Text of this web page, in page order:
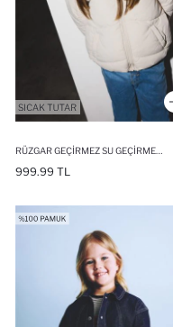
999.99 TL